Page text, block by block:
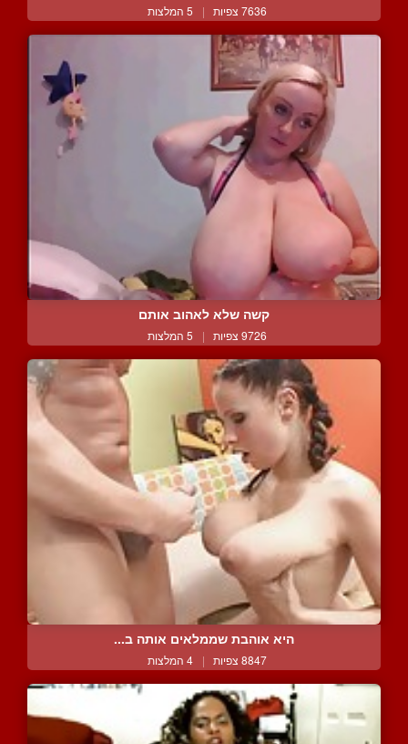
7636 צפיות | 5 המלצות
קשה שלא לאהוב אותם
9726 צפיות | 5 המלצות
היא אוהבת שממלאים אותה ב...
8847 צפיות | 4 המלצות